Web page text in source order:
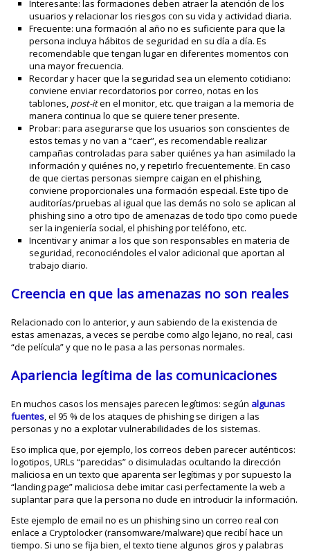
Interesante: las formaciones deben atraer la atención de los
usuarios y relacionar los riesgos con su vida y actividad diaria.
Frecuente: una formación al año no es suficiente para que la
persona incluya hábitos de seguridad en su día a día. Es
recomendable que tengan lugar en diferentes momentos con
una mayor frecuencia.
Recordar y hacer que la seguridad sea un elemento cotidiano:
conviene enviar recordatorios por correo, notas en los
tablones, post-iten el monitor, etc. que traigan a la memoria de
manera continua lo que se quiere tener presente.
Probar: para asegurarse que los usuarios son conscientes de
estos temas y no van a “caer”, es recomendable realizar
campañas controladas para saber quiénes ya han asimilado la
información y quiénes no, y repetirlo frecuentemente. En caso
de que ciertas personas siempre caigan en el phishing,
conviene proporcionales una formación especial. Este tipo de
auditorías/pruebas al igual que las demás no solo se aplican al
phishing sino a otro tipo de amenazas de todo tipo como puede
ser la ingeniería social, el phishing por teléfono, etc.
Incentivar y animar a los que son responsables en materia de
seguridad, reconociéndoles el valor adicional que aportan al
trabajo diario.
Creencia en que las amenazas no son reales
Relacionado con lo anterior, y aun sabiendo de la existencia de
estas amenazas, a veces se percibe como algo lejano, no real, casi
“de película” y que no le pasa a las personas normales.
Apariencia legítima de las comunicaciones
En muchos casos los mensajes parecen legítimos: según algunas
fuentes, el 95 % de los ataques de phishing se dirigen a las
personas y no a explotar vulnerabilidades de los sistemas.
Eso implica que, por ejemplo, los correos deben parecer auténticos:
logotipos, URLs “parecidas” o disimuladas ocultando la dirección
maliciosa en un texto que aparenta ser legítimas y por supuesto la
“landing page” maliciosa debe imitar casi perfectamente la web a
suplantar para que la persona no dude en introducir la información.
Este ejemplo de email no es un phishing sino un correo real con
enlace a Cryptolocker (ransomware/malware) que recibí hace un
tiempo. Si uno se fija bien, el texto tiene algunos giros y palabras